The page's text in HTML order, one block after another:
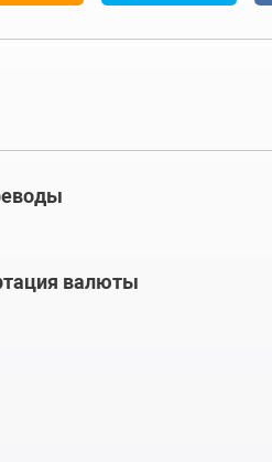
валюты